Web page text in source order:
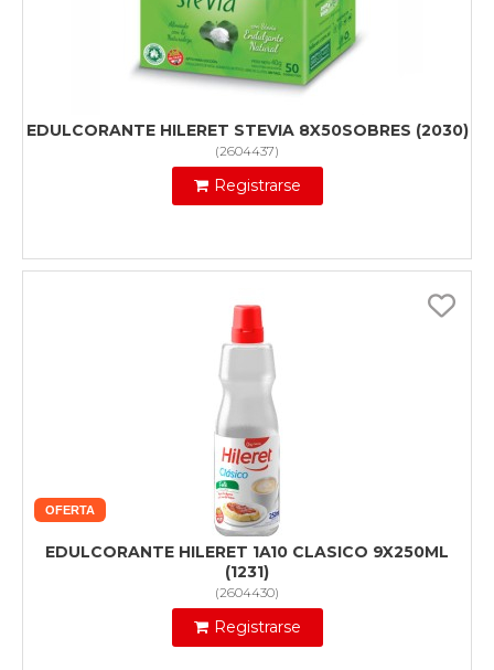
EDULCORANTE HILERET STEVIA 8X50SOBRES (2030)
(2604437)
Registrarse
OFERTA
EDULCORANTE HILERET 1A10 CLASICO 9X250ML
(1231)
(2604430)
Registrarse